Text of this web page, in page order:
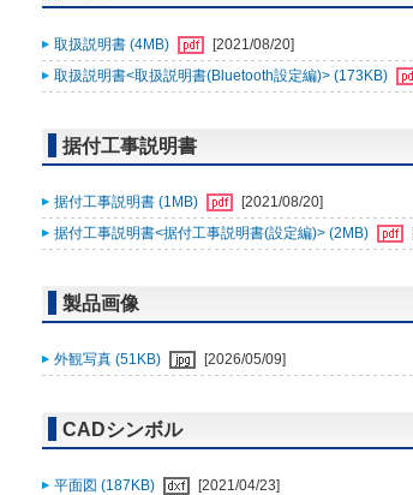
取扱説明書 (4MB)
[2021/08/20]
取扱説明書<取扱説明書(Bluetooth設定編)> (173KB)
据付工事説明書
据付工事説明書 (1MB)
[2021/08/20]
据付工事説明書<据付工事説明書(設定編)> (2MB)
製品画像
外観写真 (51KB) [2026/05/09]
CADシンボル
平面図 (187KB)
[2021/04/23]